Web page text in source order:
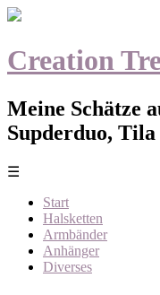
Creation
Meine Schätze
Supderduo,
☰
Start
Halsketten
Armbänder
Anhänger
Diverses